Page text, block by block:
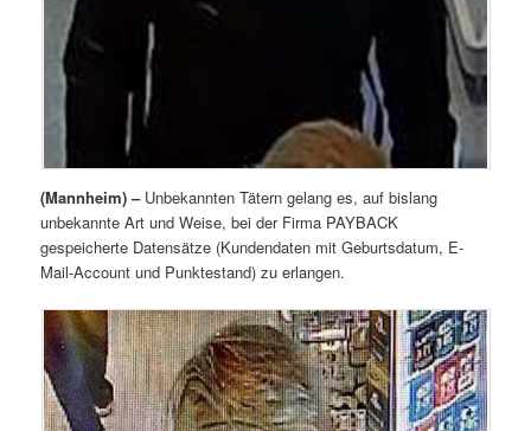
(Mannheim) –Unbekannten Tätern gelang es, auf bislang
unbekannte Art und Weise, bei der Firma PAYBACK
gespeicherte Datensätze (Kundendaten mit Geburtsdatum, E-
Mail-Account und Punktestand) zu erlangen.